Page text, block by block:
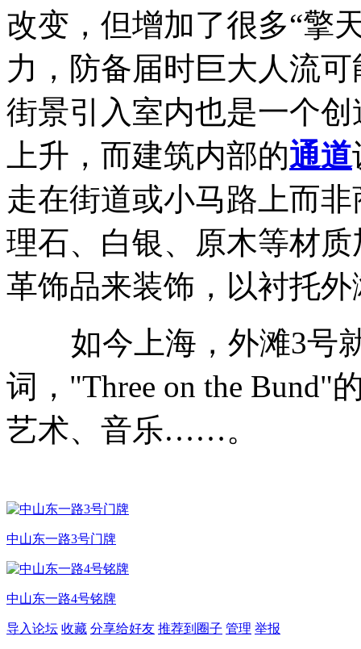
改变，但增加了很多“擎
力，防备届时巨大人流
街景引入室内也是一个
上升，而建筑内部的通道
走在街道或小马路上而
理石、白银、原木等材
革饰品来装饰，以衬托
如今上海，外滩3号
词，"Three on the Bund"
艺术、音乐……。
中山东一路3号门牌
中山东一路4号铭牌
导入论坛 收藏 分享给好友 推荐到圈子 管理 举报